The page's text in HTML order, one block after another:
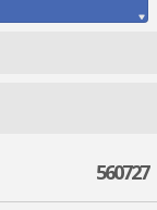
560727